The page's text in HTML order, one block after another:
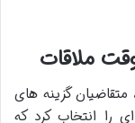
گزینه های
را انتخاب کرد که